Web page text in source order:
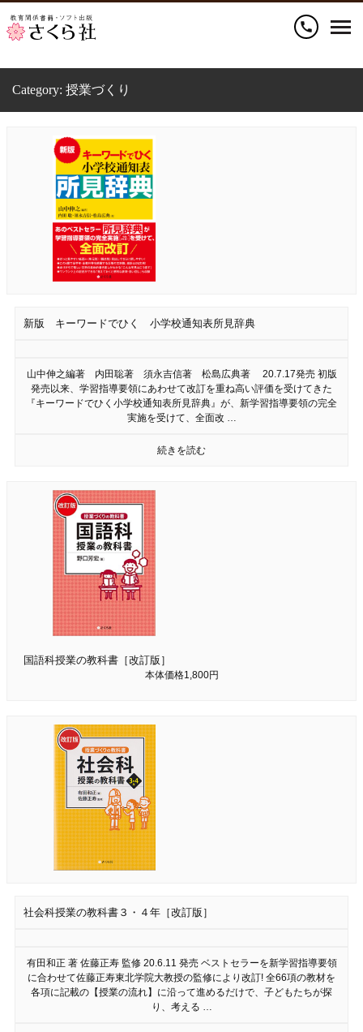
call
Category: 授業づくり
新版 キーワードでひく 小学校通知表所見辞典
山中伸之編著 内田聡著 須永吉信著 松島広典著 20.7.17発売 初版
発売以来、学習指導要領にあわせて改訂を重ね高い評価を受けてきた
『キーワードでひく小学校通知表所見辞典』が、新学習指導要領の完全
実施を受けて、全面改 …
続きを読む
国語科授業の教科書［改訂版］
本体価格1,800円
社会科授業の教科書３・４年［改訂版］
有田和正 著 佐藤正寿 監修 20.6.11 発売 ベストセラーを新学習指導要領
に合わせて佐藤正寿東北学院大教授の監修により改訂! 全66項の教材を
各項に記載の【授業の流れ】に沿って進めるだけで、子どもたちが探
り、考える …